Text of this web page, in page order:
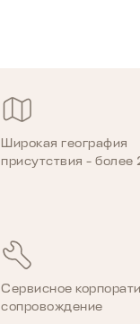
Широкая география
присутствия -
Сервисное
сопровождение